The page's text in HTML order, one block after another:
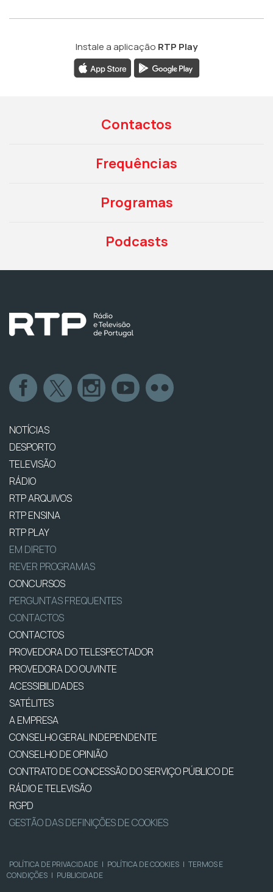
Instale a aplicação RTP Play
Contactos
Frequências
Programas
Podcasts
NOTÍCIAS
DESPORTO
TELEVISÃO
RÁDIO
RTP ARQUIVOS
RTP ENSINA
RTP PLAY
EM DIRETO
REVER PROGRAMAS
CONCURSOS
PERGUNTAS FREQUENTES
CONTACTOS
CONTACTOS
PROVEDORA DO TELESPECTADOR
PROVEDORA DO OUVINTE
ACESSIBILIDADES
SATÉLITES
A EMPRESA
CONSELHO GERAL INDEPENDENTE
CONSELHO DE OPINIÃO
CONTRATO DE CONCESSÃO DO SERVIÇO PÚBLICO DE
RÁDIO E TELEVISÃO
RGPD
GESTÃO DAS DEFINIÇÕES DE COOKIES
POLÍTICA DE PRIVACIDADE | POLÍTICA DE COOKIES | TERMOS E
CONDIÇÕES | PUBLICIDADE